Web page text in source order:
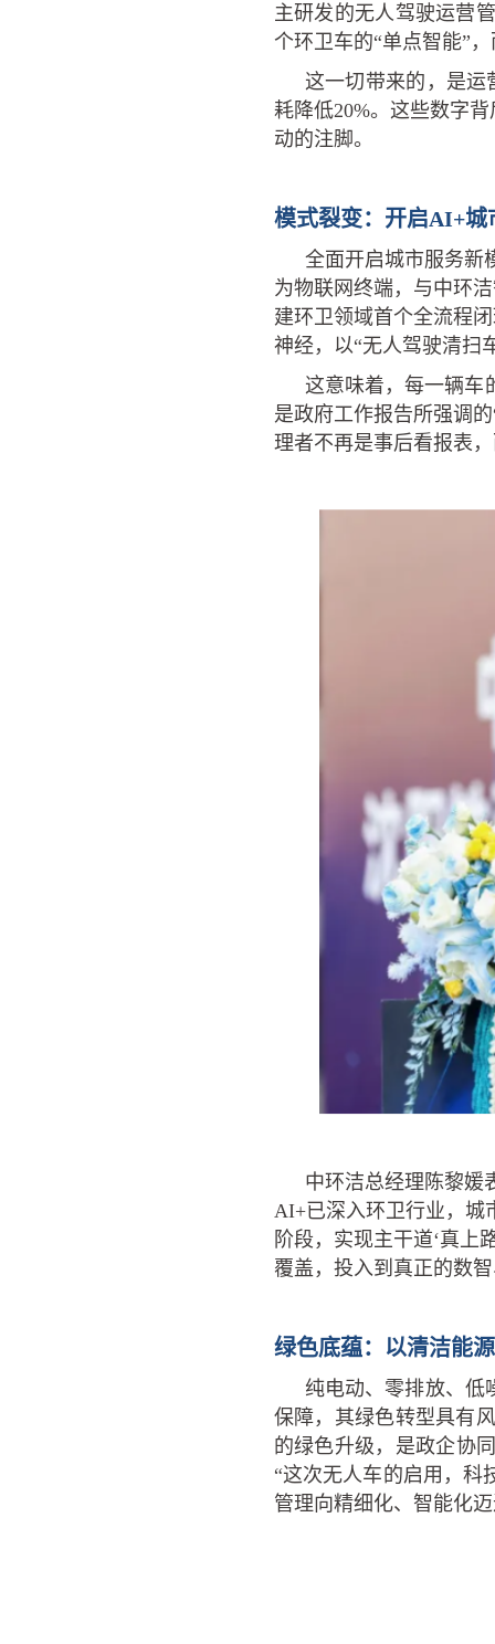
主研发的无人驾驶运营
个环卫车的“单点智能”
这一切带来的，是运
耗降低20%。这些数字
动的注脚。
模式裂变：开启AI+城
全面开启城市服务新
为物联网终端，与中环
建环卫领域首个全流程
神经，以“无人驾驶清扫
这意味着，每一辆车
是政府工作报告所强调
理者不再是事后看报表
中环洁总经理陈黎媛
AI+已深入环卫行业，城
阶段，实现主干道‘真上
覆盖，投入到真正的数
绿色底蕴：以清洁能
纯电动、零排放、低
保障，其绿色转型具有
的绿色升级，是政企协
“这次无人车的启用，科
管理向精细化、智能化